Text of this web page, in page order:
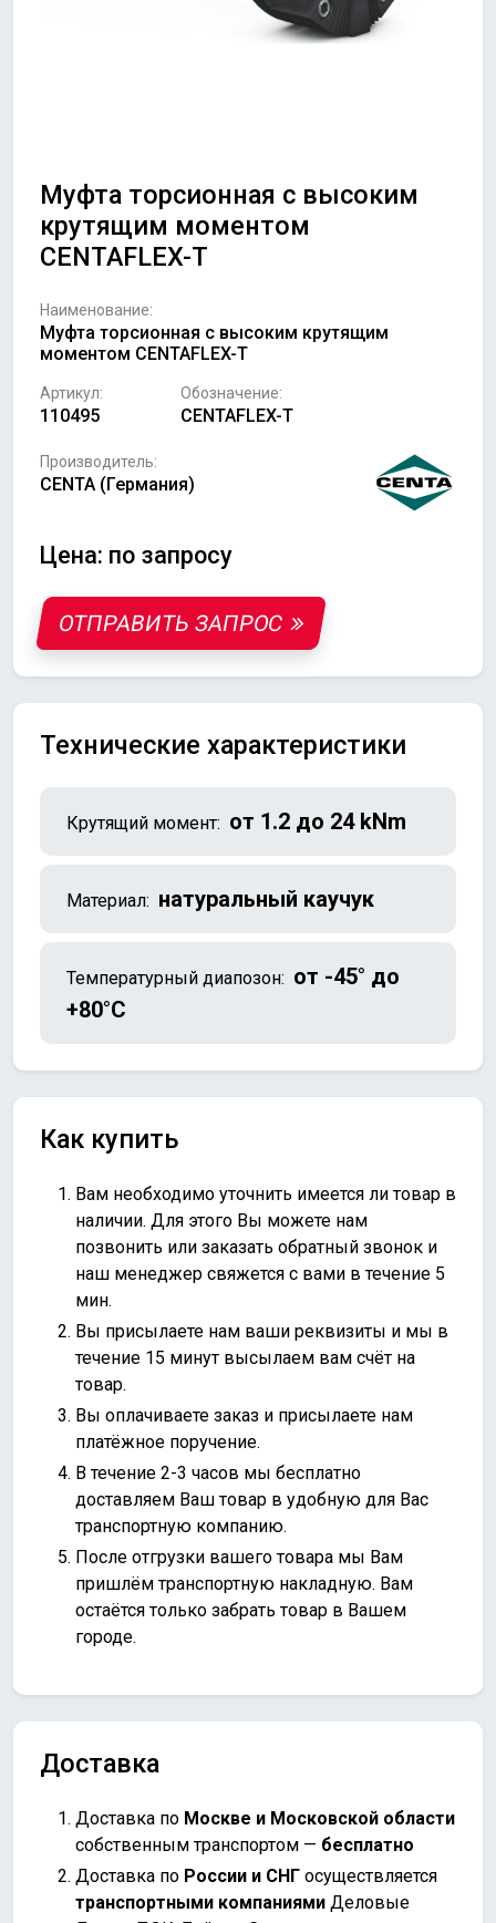
Муфта торсионная с высоким
крутящим моментом
CENTAFLEX-T
Наименование:
Муфта торсионная с высоким крутящим
моментом CENTAFLEX-T
Артикул:
110495
Обозначение:
CENTAFLEX-T
Производитель:
CENTA (Германия)
Цена: по запросу
ОТПРАВИТЬ ЗАПРОС
Технические характеристики
Крутящий момент: от 1.2 до 24 kNm
Материал: натуральный каучук
Температурный диапозон: от -45° до
+80°C
Как купить
Вам необходимо уточнить имеется ли товар в
наличии. Для этого Вы можете нам
позвонить или заказать обратный звонок и
наш менеджер свяжется с вами в течение 5
мин.
Вы присылаете нам ваши реквизиты и мы в
течение 15 минут высылаем вам счёт на
товар.
Вы оплачиваете заказ и присылаете нам
платёжное поручение.
В течение 2-3 часов мы бесплатно
доставляем Ваш товар в удобную для Вас
транспортную компанию.
После отгрузки вашего товара мы Вам
пришлём транспортную накладную. Вам
остаётся только забрать товар в Вашем
городе.
Доставка
Доставка по Москве и Московской области
собственным транспортом — бесплатно
Доставка по России и СНГ осуществляется
транспортными компаниями Деловые